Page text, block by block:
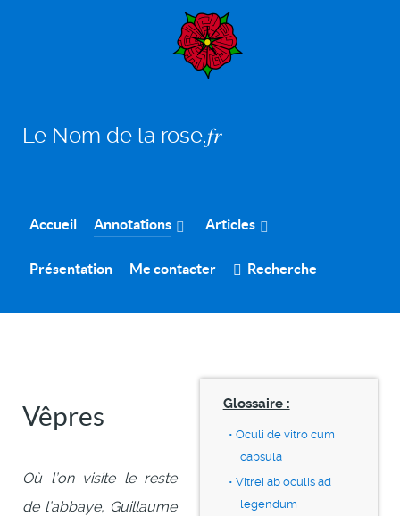
Le Nom de la rose.𝑓𝑟
Accueil Annotations Articles
Présentation Me contacter Recherche
Glossaire :
Oculi de vitro cum
capsula
Vitrei ab oculis ad
legendum
Vêpres
Où l’on visite le reste
de l’abbaye, Guillaume